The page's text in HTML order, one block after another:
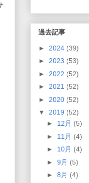
過去記事
► 2024 (39)
► 2023 (53)
► 2022 (52)
► 2021 (52)
► 2020 (52)
▼ 2019 (52)
► 12月 (5)
► 11月 (4)
► 10月 (4)
► 9月 (5)
► 8月 (4)